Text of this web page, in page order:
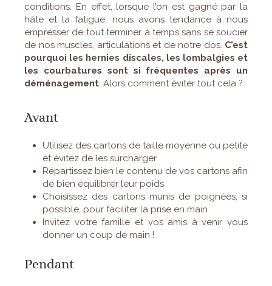
conditions. En effet, lorsque l’on est gagné par la
hâte et la fatigue, nous avons tendance à nous
empresser de tout terminer à temps sans se soucier
de nos muscles, articulations et de notre dos. C’est
pourquoi les hernies discales, les lombalgies et
les courbatures sont si fréquentes après un
déménagement. Alors comment éviter tout cela ?
Avant
Utilisez des cartons de taille moyenne ou petite
et évitez de les surcharger
Répartissez bien le contenu de vos cartons afin
de bien équilibrer leur poids
Choisissez des cartons munis de poignées, si
possible, pour faciliter la prise en main
Invitez votre famille et vos amis à venir vous
donner un coup de main !
Pendant